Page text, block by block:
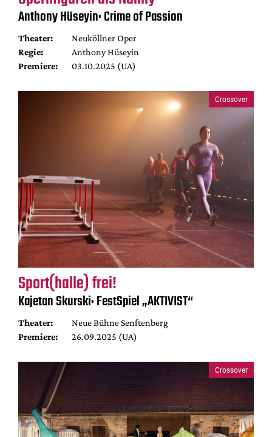
Mediadaten
Suche
Anthony Hüseyin: Crime of Passion
Theater:
Neuköllner Oper
Regie:
Anthony Hüseyin
Premiere:
03.10.2025 (UA)
Crossover
Sport(halle) frei!
Kajetan Skurski: FestSpiel „AKTIVIST“
Theater:
Neue Bühne Senftenberg
Premiere:
26.09.2025 (UA)
Crossover